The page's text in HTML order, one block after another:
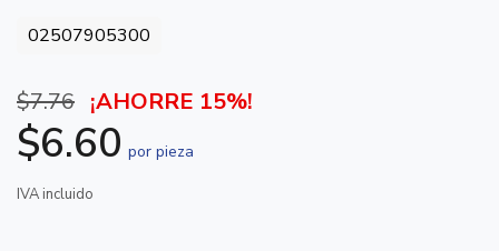
02507905300
$7.76 ¡AHORRE 15%!
$6.60 por pieza
IVA incluido